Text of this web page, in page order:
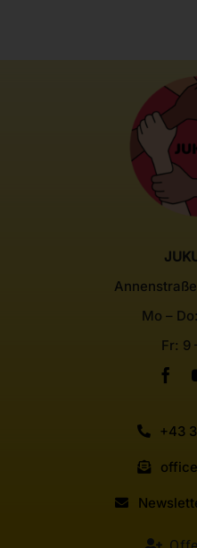
Mo –
Fr: 9
+43